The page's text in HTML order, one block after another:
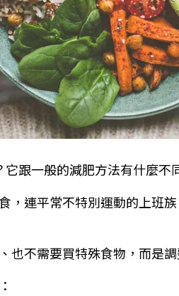
跟一般的減肥方法有什麼不
，連平常不特別運動的上班
也不需要買特殊食物，而是